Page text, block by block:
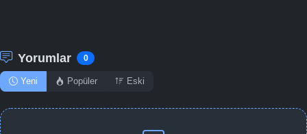
Yorumlar 0
Yeni Popüler Eski